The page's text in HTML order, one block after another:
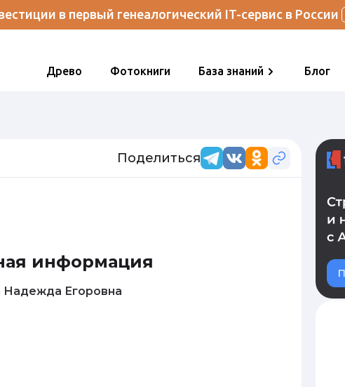
в первый генеалогический IT-сервис в России
Древо Фотокниги База знаний Блог
Поделиться
информация
Федорова Надежда Егоровна